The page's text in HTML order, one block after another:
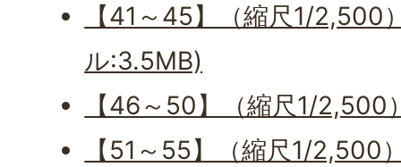
【41～45】（縮尺1/2,500
ル:3.5MB)
【46～50】（縮尺1/
【51～55】（縮尺1/2,500